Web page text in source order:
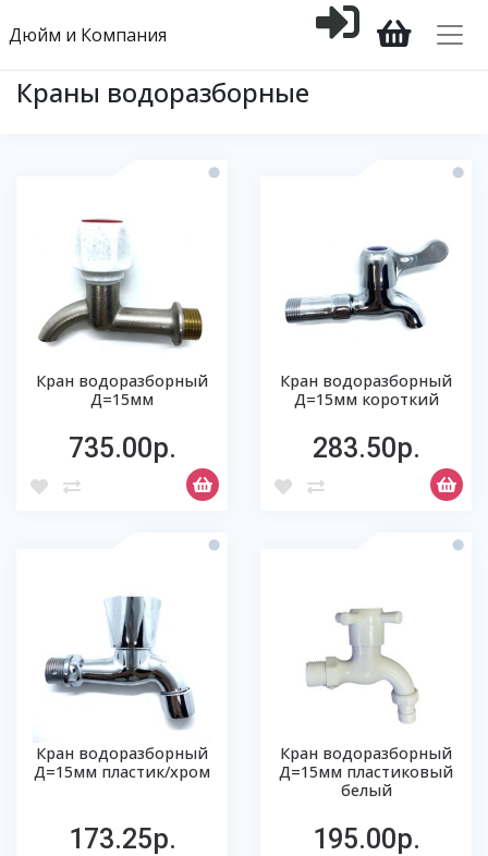
Дюйм и Компания
Краны водоразборные
Кран водоразборный
Д=15мм
735.00р.
Кран водоразборный
Д=15мм короткий
283.50р.
Кран водоразборный
Д=15мм пластик/хром
173.25р.
Кран водоразборный
Д=15мм пластиковый
белый
195.00р.